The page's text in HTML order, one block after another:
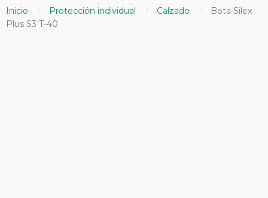
Inicio Protección individual Calzado
Bota Silex
Plus S3 T-40